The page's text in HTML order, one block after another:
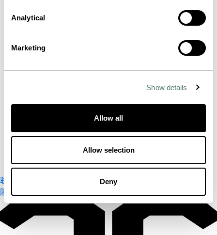
Analytical
Marketing
Show details
Allow all
Allow selection
Deny
联系方式
隐私保护政策使用条款Cookies出版说明